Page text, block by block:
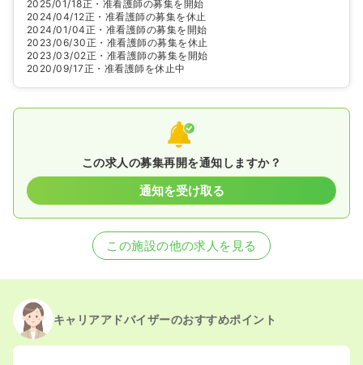
2025/01/18正・准看護師の募集を開始
2024/04/12正・准看護師の募集を休止
2024/01/04正・准看護師の募集を開始
2023/06/30正・准看護師の募集を休止
2023/03/02正・准看護師の募集を開始
2020/09/17正・准看護師を休止中
この求人の募集再開を通知しますか？
通知を受け取る
この施設の他の求人を見る
キャリアアドバイザーのおすすめポイント